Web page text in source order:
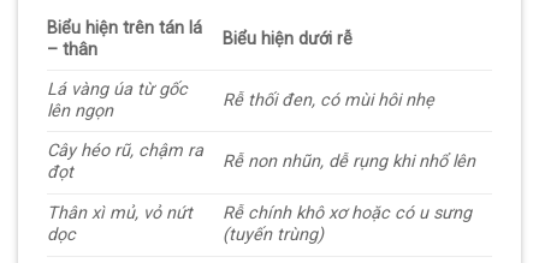
Biểu hiện trên tán lá
– thân
Biểu hiện dưới rễ
Lá vàng úa từ gốc
lên ngọn
Rễ thối đen, có mùi hôi nhẹ
Cây héo rũ, chậm ra
đọt
Rễ non nhũn, dễ rụng khi nhổ lên
Thân xì mủ, vỏ nứt
dọc
Rễ chính khô xơ hoặc có u sưng
(tuyến trùng)